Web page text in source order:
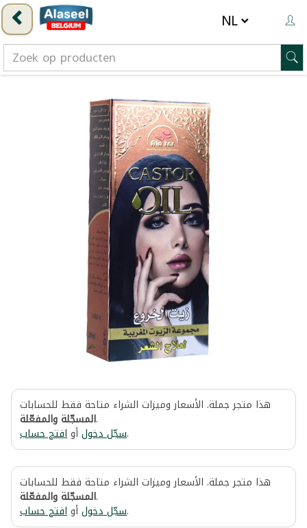
هذا متجر جملة. الأسعار وميزات الشراء متاحة فقط للحسابات
المسجّلة والمفعّلة.
سجّل دخولأوافتح حساب .
هذا متجر جملة. الأسعار وميزات الشراء متاحة فقط للحسابات
المسجّلة والمفعّلة.
سجّل دخولأوافتح حساب .